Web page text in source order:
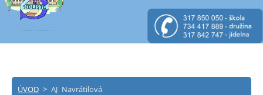
ÚVOD > AJ Navrátilová